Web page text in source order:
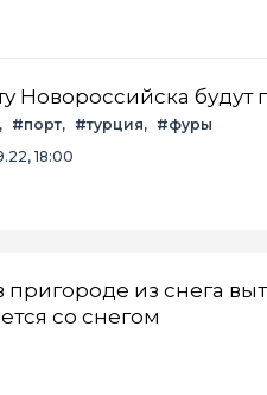
Новороссийска
#порт #турция
#фуры
18:00
из снега
со снегом